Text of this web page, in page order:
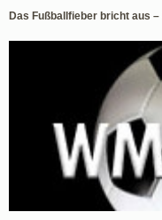
Das Fußballfieber bricht aus –